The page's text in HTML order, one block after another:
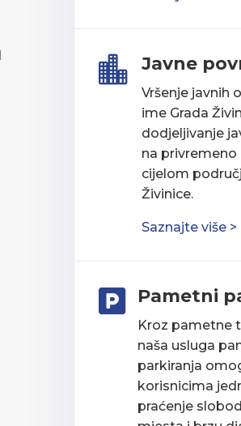
 Javne
Vršenje javnih
ime Grada
dodjeljivanje
na privremeno
cijelom
Živinice.
Saznajte više >
 Pametni
Kroz pametne
naša usluga
parkiranja
korisnicima
praćenje